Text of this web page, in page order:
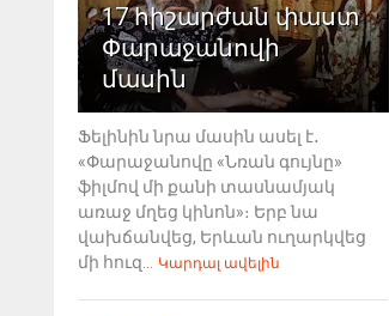
17 հիշարժան փաստ
Փարաջանովի
մասին
Ֆելինին նրա մասին ասել է․
«Փարաջանովը «Նռան գույնը»
ֆիլմով մի քանի տասնամյակ
առաջ մղեց կինոն»։ Երբ նա
վախճանվեց, Երևան ուղարկվեց
մի հուզ...
Կարդալ ավելին